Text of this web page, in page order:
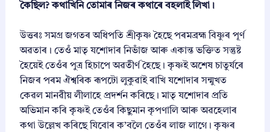
কৈছিল? কথাখিনি তোমাৰ নিজৰ কথাৰে বহলাই লিখা।
উত্তৰঃ সমগ্ৰ জগতৰ অধিপতি শ্ৰীকৃষ্ণ হৈছে পৰমব্ৰহ্ম বিষ্ণুৰ পূৰ্ণ
অৱতাৰ। তেওঁ মাতৃ যশোদাৰ নিভাঁজ আৰু একান্ত ভক্তিত সন্তুষ্ট
হৈয়েই তেওঁৰ পুত্ৰ হিচাপে অৱতীৰ্ণ হৈছে। কৃষ্ণই অশেষ চাতুৰ্যৰে
নিজৰ পৰম ঐশ্বৰিক ৰূপটো লুকুৱাই ৰাখি যশোদাৰ সন্মুখত
কেৱল মানৱীয় লীলাহে প্ৰদৰ্শন কৰিছে। মাতৃ যশোদাৰ প্ৰতি
অভিমান কৰি কৃষ্ণই তেওঁৰ কিছুমান কৃপণালি আৰু অৱহেলাৰ
কথা উল্লেখ কৰিছে যিবোৰ ক’বলৈ তেওঁৰ লাজ লাগে। কৃষ্ণৰ